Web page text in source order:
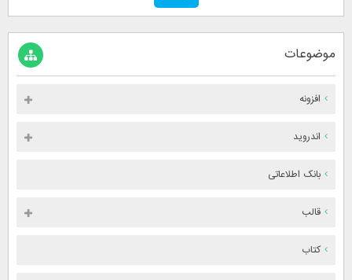
موضوعات
افزونه
اندروید
بانک اطلاعاتی
قالب
کتاب